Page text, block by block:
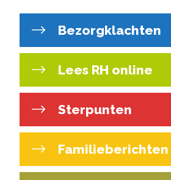
Bezorgklachten
Lees RH online
Sterpunten
Familieberichten